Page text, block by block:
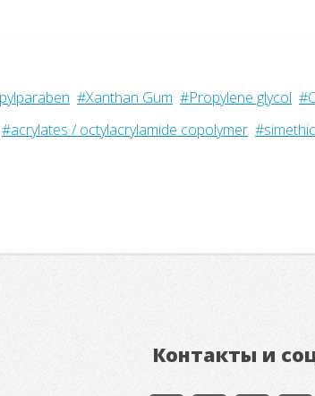
#Xanthan Gum #Propylene glycol
#acrylates / octylacrylamide copolymer
Контакты и